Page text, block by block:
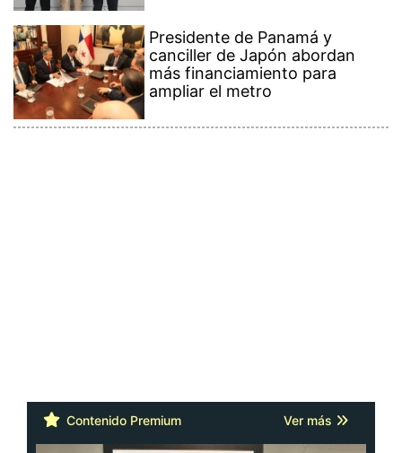
Presidente de Panamá y
canciller de Japón abordan
más financiamiento para
ampliar el metro
Contenido Premium Ver más